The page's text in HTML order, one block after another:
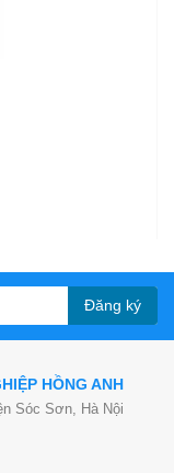
Đăng ký
HỒNG ANH
Sóc Sơn, Hà Nội